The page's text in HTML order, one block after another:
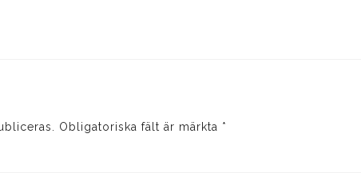
Obligatoriska fält är märkta *